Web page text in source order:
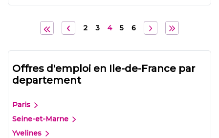
2 3 4 5 6
Offres d'emploi en Ile-de-France par
departement
Paris
Seine-et-Marne
Yvelines